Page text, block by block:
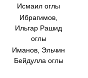
Исмаил оглы
Ибрагимов,
Ильгар Рашид
оглы
Иманов, Эльчин
Бейдулла оглы